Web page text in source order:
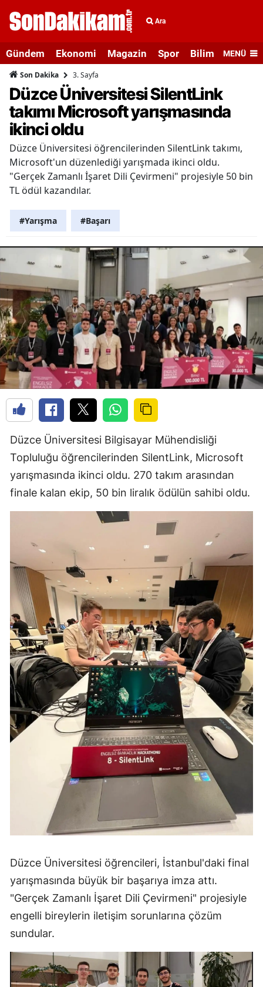
Ara
Gündem Ekonomi Magazin Spor Bilim veMENÜ
Son Dakika 3. Sayfa
Düzce Üniversitesi SilentLink
takımı Microsoft yarışmasında
ikinci oldu
Düzce Üniversitesi öğrencilerinden SilentLink takımı,
Microsoft'un düzenlediği yarışmada ikinci oldu.
"Gerçek Zamanlı İşaret Dili Çevirmeni" projesiyle 50 bin
TL ödül kazandılar.
#Yarışma #Başarı
Düzce Üniversitesi Bilgisayar Mühendisliği
Topluluğu öğrencilerinden SilentLink, Microsoft
yarışmasında ikinci oldu. 270 takım arasından
finale kalan ekip, 50 bin liralık ödülün sahibi oldu.
Düzce Üniversitesi öğrencileri, İstanbul'daki final
yarışmasında büyük bir başarıya imza attı.
"Gerçek Zamanlı İşaret Dili Çevirmeni" projesiyle
engelli bireylerin iletişim sorunlarına çözüm
sundular.